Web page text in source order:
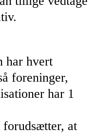
har hvert
foreninger,
har 1
forudsætter, at